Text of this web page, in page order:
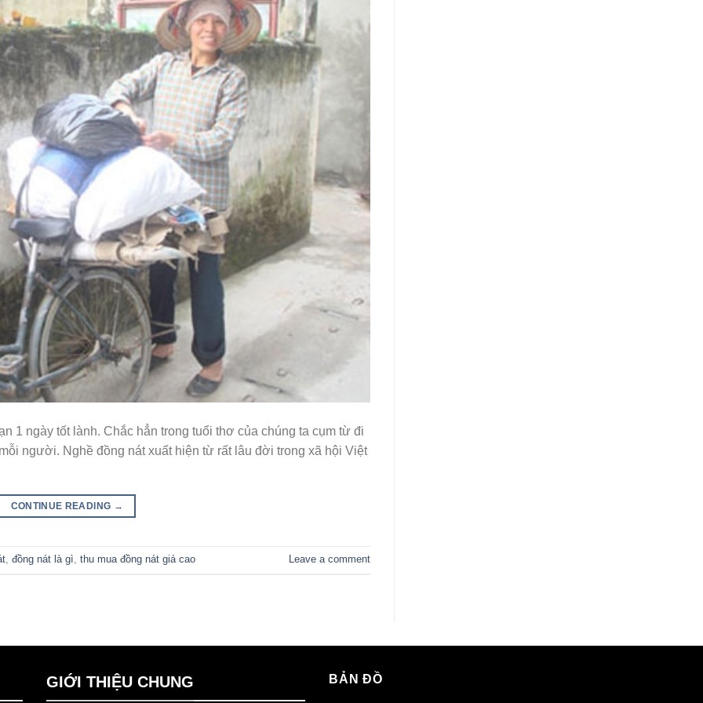
1 ngày tốt lành. Chắc hẳn trong tuổi thơ của chúng ta cụm từ đi
người. Nghề đồng nát xuất hiện từ rất lâu đời trong xã hội Việt
CONTINUE READING →
, đồng nát là gì, thu mua đồng nát giá cao Leave a comment
GIỚI THIỆU CHUNG BẢN ĐỒ